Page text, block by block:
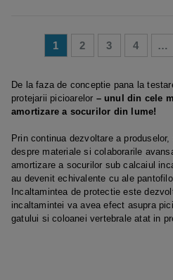
1 2 3 4 …
De la faza de conceptie pana la
protejarii picioarelor – unul din cele
amortizare a socurilor din lume!
Prin continua dezvoltare a
despre materiale si colaborarile
amortizare a socurilor sub calcaiul
au devenit echivalente cu ale
Incaltamintea de protectie este
incaltamintei va avea efect asupra
gatului si coloanei vertebrale atat in